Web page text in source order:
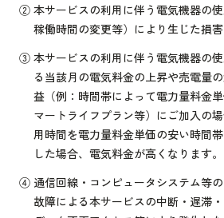
② 本サービスの利用に伴う電気機器の
稼働時間の変更等）により生じた損
③ 本サービスの利用に伴う電気機器の
る当該月の電気料金の上昇や売電量
益（例：時間帯によって電力量料金
マートライフプラン等）にご加入の
用時間を電力量料金単価の安い時間
した場合、電気料金が高くなります。
④ 通信回線・コンピュータシステム等
故障による本サービスの中断・遅滞・